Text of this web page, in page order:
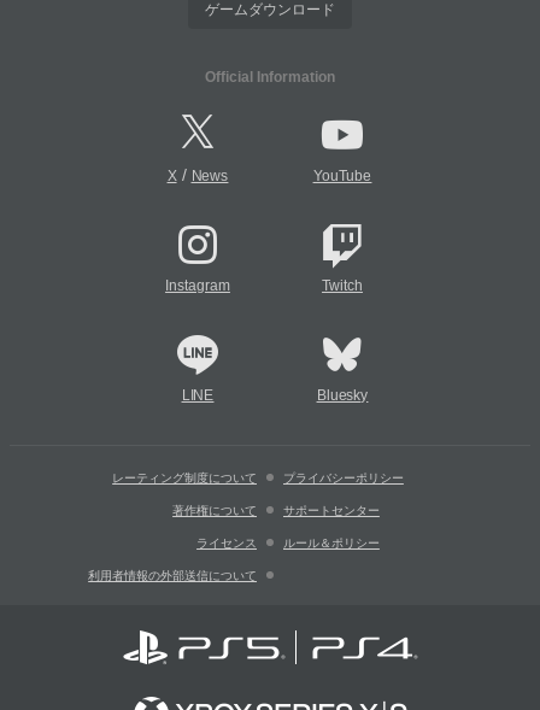
ゲームダウンロード
Official Information
X/ News YouTube
Instagram Twitch
LINE Bluesky
レーティング制度について プライバシーポリシー
著作権について サポートセンター
ライセンス ルール＆ポリシー
利用者情報の外部送信について